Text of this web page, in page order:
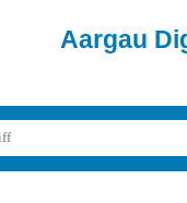
Aargau